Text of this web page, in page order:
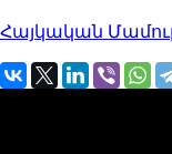
Հայկական Մամուլ